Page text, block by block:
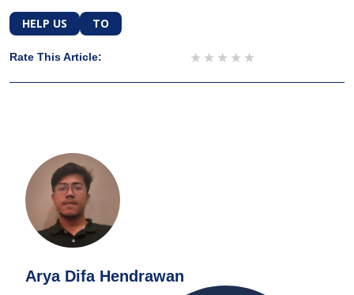
HELP US TO
Rate This Article: 4 stars
3 stars
2 stars
1 star
Arya Difa Hendrawan